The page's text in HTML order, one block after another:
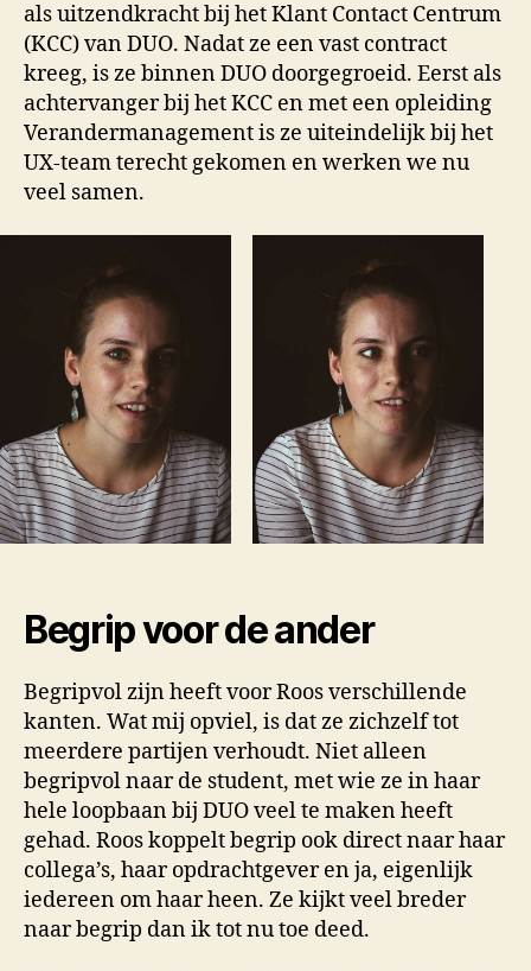
als uitzendkracht bij het Klant Contact Centrum
(KCC) van DUO. Nadat ze een vast contract
kreeg, is ze binnen DUO doorgegroeid. Eerst als
achtervanger bij het KCC en met een opleiding
Verandermanagement is ze uiteindelijk bij het
UX-team terecht gekomen en werken we nu
veel samen.
Begrip voor de ander
Begripvol zijn heeft voor Roos verschillende
kanten. Wat mij opviel, is dat ze zichzelf tot
meerdere partijen verhoudt. Niet alleen
begripvol naar de student, met wie ze in haar
hele loopbaan bij DUO veel te maken heeft
gehad. Roos koppelt begrip ook direct naar haar
collega’s, haar opdrachtgever en ja, eigenlijk
iedereen om haar heen. Ze kijkt veel breder
naar begrip dan ik tot nu toe deed.